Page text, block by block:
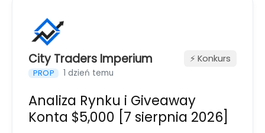
City Traders Imperium
PROP 1 dzień temu
⚡️ Konkurs
Analiza Rynku i Giveaway
Konta $5,000 [7 sierpnia 2026]